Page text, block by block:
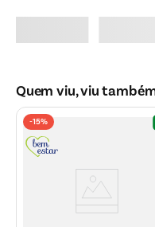
Quem viu, viu
-15%